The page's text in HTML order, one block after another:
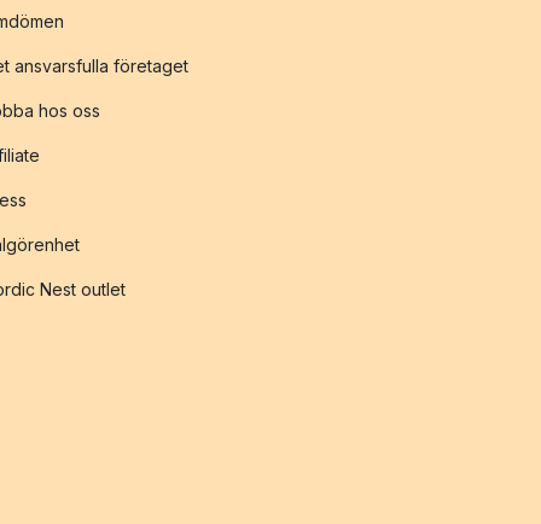
ansvarsfulla företaget
hos oss
Nest outlet